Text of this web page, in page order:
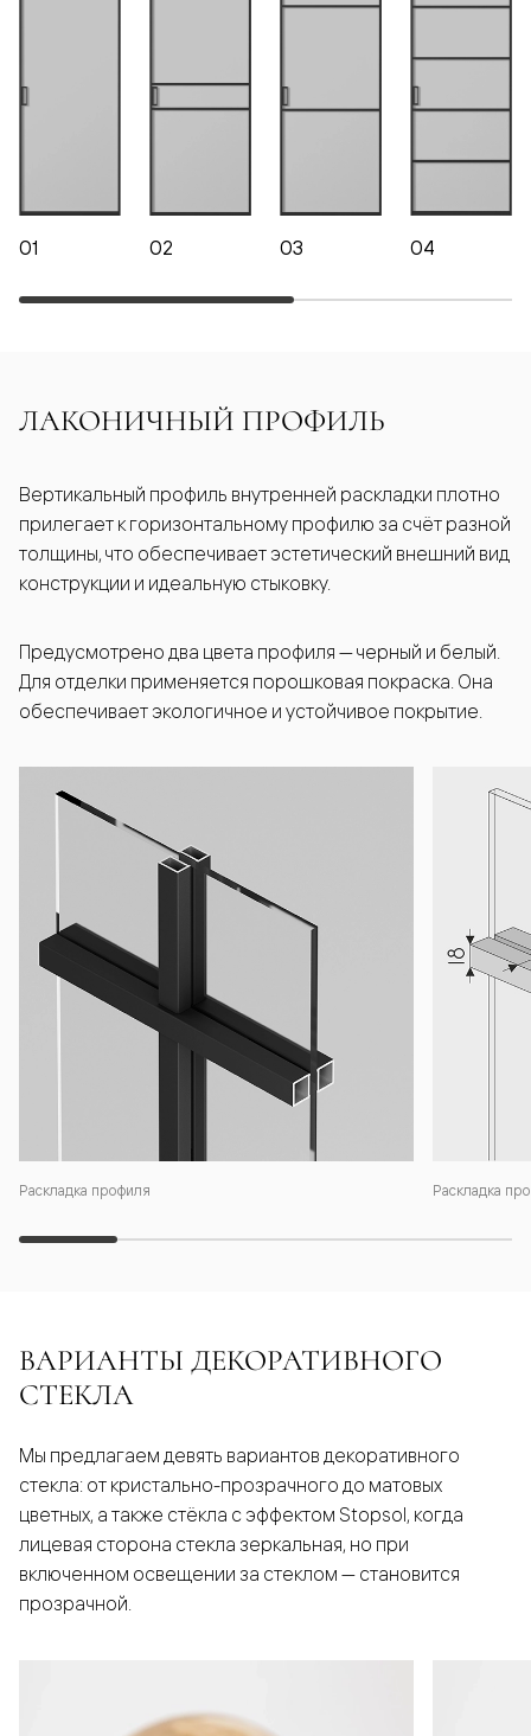
01 02 03 04
ЛАКОНИЧНЫЙ ПРОФИЛЬ
Раскладка профиля Раскладка
Вертикальный профиль внутренней раскладки плотно
прилегает к горизонтальному профилю за счёт разной
толщины, что обеспечивает эстетический внешний вид
конструкции и идеальную стыковку.
Предусмотрено два цвета профиля — черный и белый.
Для отделки применяется порошковая покраска. Она
обеспечивает экологичное и устойчивое покрытие.
ВАРИАНТЫ ДЕКОРАТИВНОГО
СТЕКЛА
Мы предлагаем девять вариантов декоративного
стекла: от кристально-прозрачного до матовых
цветных, а также стёкла с эффектом Stopsol, когда
лицевая сторона стекла зеркальная, но при
включенном освещении за стеклом — становится
прозрачной.